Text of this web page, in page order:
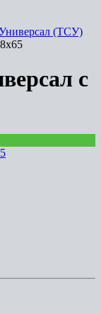
(ТСУ)
с